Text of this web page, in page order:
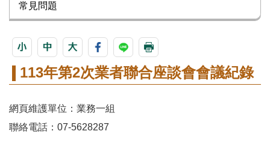
常見問題
113年第2次業者聯合座談會會議紀錄
網頁維護單位：業務一組
聯絡電話：07-5628287